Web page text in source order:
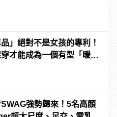
品」絕對不是女孩的專利！
才能成為一個有型「暖
強勢歸來！5名高顏